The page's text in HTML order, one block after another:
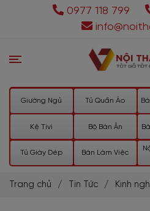
0977 118 799
Giường Ngủ Tủ Quần Áo
Kệ Tivi Bộ Bàn Ăn
Tủ Giày Dép Bàn Làm Việc
Trang chủ / Tin Tức / Kinh